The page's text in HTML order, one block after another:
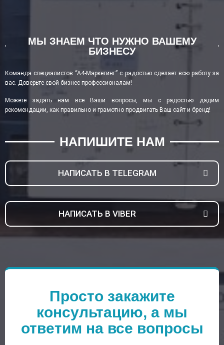
МЫ ЗНАЕМ ЧТО НУЖНО ВАШЕМУ
БИЗНЕСУ
Команда специалистов “А4-Маркетинг” с радостью сделает всю работу за
вас. Доверьте свой бизнес профессионалам!
Можете задать нам все Ваши вопросы, мы с радостью дадим
рекомендации, как правильно и грамотно продвигать Ваш сайт и бренд!
НАПИШИТЕ НАМ
НАПИСАТЬ В TELEGRAM
НАПИСАТЬ В VIBER
Просто закажите
консультацию, а мы
ответим на все вопросы